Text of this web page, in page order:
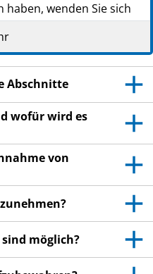
haben, wenden Sie sich
Ihnen persönlich
es nicht an Dritte weiter.
schaden, auch wenn
haben wie Sie.
bemerken, wenden Sie
Dies gilt auch
in dieser
sind. Siehe Abschnitt
Abschnitte
wofür wird es
von
möglich?